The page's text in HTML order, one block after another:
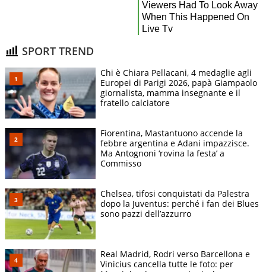
SPORT TREND
Chi è Chiara Pellacani, 4 medaglie agli
Europei di Parigi 2026, papà Giampaolo
giornalista, mamma insegnante e il
fratello calciatore
Fiorentina, Mastantuono accende la
febbre argentina e Adani impazzisce.
Ma Antognoni ‘rovina la festa’ a
Commisso
Chelsea, tifosi conquistati da Palestra
dopo la Juventus: perché i fan dei Blues
sono pazzi dell’azzurro
Real Madrid, Rodri verso Barcellona e
Vinicius cancella tutte le foto: per